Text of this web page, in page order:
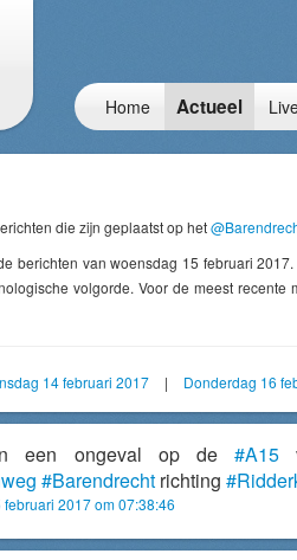
Home Actueel
die zijn geplaatst op het
berichten van woensdag 15 februari
volgorde. Voor de meest recente
14 februari 2017 | Donderdag 16
een ongeval op de#A15
#Barendrecht richting
2017 om 07:38:46